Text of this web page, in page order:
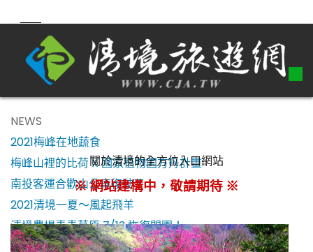
NEWS
2021梅峰在地蔬食
梅峰山裡的比荷 X 國家植物園方舟計畫
南投客運合歡山公車復駛了！
2021清境一夏～風起飛羊
清境農場青青草原 7/13 恢復開園！
關於清境的全方位入口網站
※ 網站建構中，敬請期待 ※